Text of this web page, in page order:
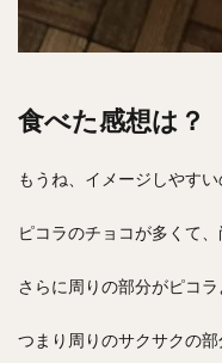
食べた感想は？
もうね、イメージしやすい
ピコラのチョコが多くて
さらに周りの部分がピコラ
つまり周りのサクサクの部